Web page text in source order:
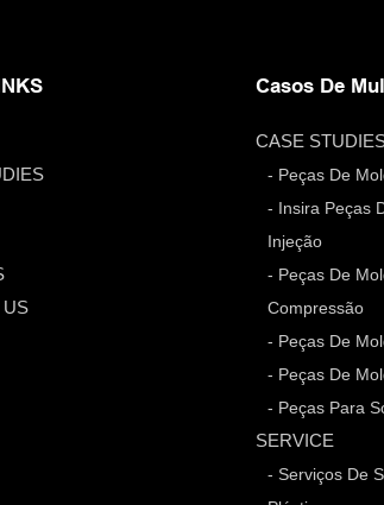
US
Casos De
CASE
- Peças De
- Insira Peças
Injeção
- Peças De
Compressão
- Peças De
- Peças De
- Peças Para
SERVICE
- Serviços De